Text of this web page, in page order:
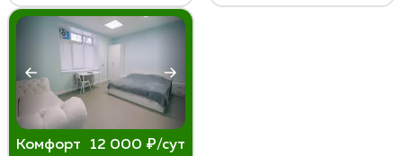
Комфорт 12 000 ₽/сут